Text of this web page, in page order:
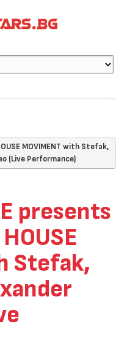
MOVIMENT with Stefak,
(Live Performance)
presents
Stefak,